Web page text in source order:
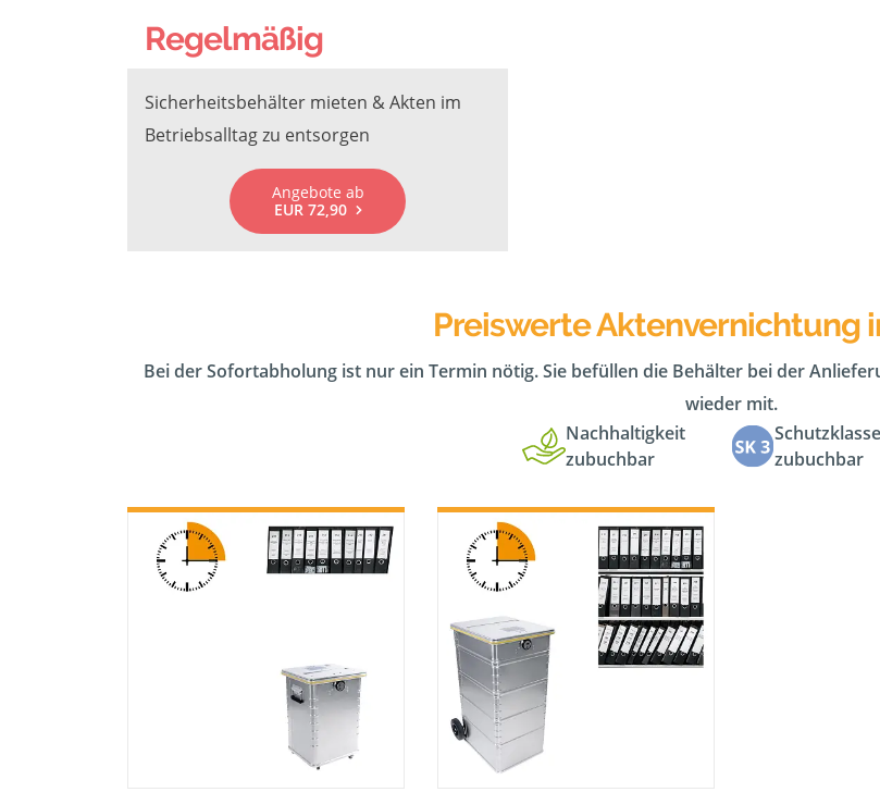
Regelmäßig
Sicherheitsbehälter mieten & Akten im
Betriebsalltag zu entsorgen
Angebote ab
EUR 72,90
Preiswerte Aktenvernichtung
Bei der Sofortabholung ist nur ein Termin nötig. Sie befüllen die Behälter bei der
wieder mit.
Nachhaltigkeit
zubuchbar
zubuchbar